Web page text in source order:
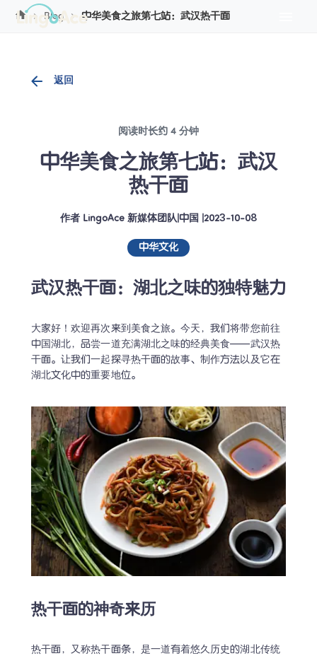
Blog 中华美食之旅第七站：武汉热干面
返回
阅读时长约 4 分钟
中华美食之旅第七站：武汉
热干面
作者 LingoAce 新媒体团队| 中国 2023-10-08
中华文化
武汉热干面：湖北之味的独特魅力
大家好！欢迎再次来到美食之旅。今天，我们将带您前往
中国湖北，品尝一道充满湖北之味的经典美食——武汉热
干面。让我们一起探寻热干面的故事、制作方法以及它在
湖北文化中的重要地位。
热干面的神奇来历
热干面，又称热干面条，是一道有着悠久历史的湖北传统
Cookie管理